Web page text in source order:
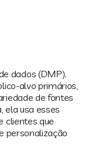
dados (DMP).
alvo primários,
de fontes
ela usa esses
clientes que
personalização